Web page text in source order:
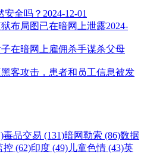
安全吗？ 2024-12-01
布局图已在暗网上泄露2024-
在暗网上雇佣杀手谋杀父母
客攻击，患者和员工信息被发
毒品交易 (131)暗网勒索 (86)数据
控 (62)印度 (49) 儿童色情 (43)英